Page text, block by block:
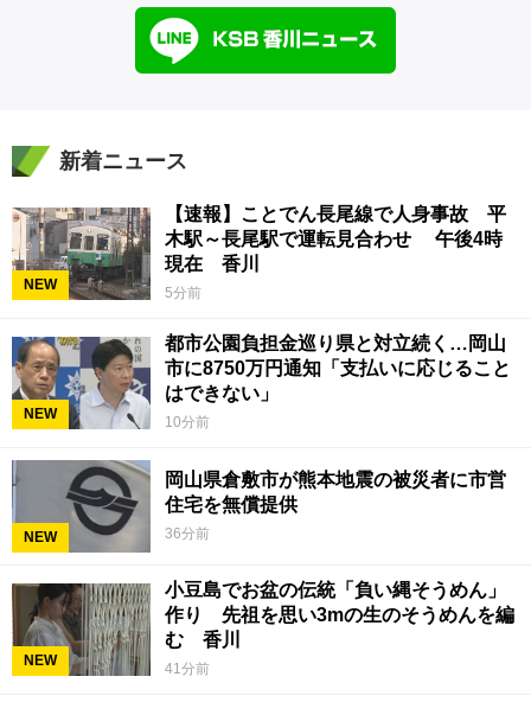
新着ニュース
NEW
【速報】ことでん長尾線で人身事故 平
木駅～長尾駅で運転見合わせ 午後4時
現在 香川
5分前
NEW
都市公園負担金巡り県と対立続く…岡山
市に8750万円通知「支払いに応じること
はできない」
10分前
NEW
岡山県倉敷市が熊本地震の被災者に市営
住宅を無償提供
36分前
NEW
小豆島でお盆の伝統「負い縄そうめん」
作り 先祖を思い3mの生のそうめんを編
む 香川
41分前